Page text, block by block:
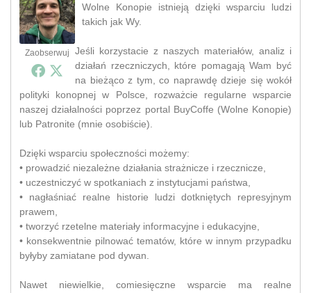
Zaobserwuj
Wolne Konopie istnieją dzięki wsparciu ludzi
takich jak Wy.
Jeśli korzystacie z naszych materiałów, analiz i
działań rzeczniczych, które pomagają Wam być
na bieżąco z tym, co naprawdę dzieje się wokół
polityki konopnej w Polsce, rozważcie regularne wsparcie
naszej działalności poprzez portal BuyCoffe (Wolne Konopie)
lub Patronite (mnie osobiście).
Dzięki wsparciu społeczności możemy:
• prowadzić niezależne działania strażnicze i rzecznicze,
• uczestniczyć w spotkaniach z instytucjami państwa,
• nagłaśniać realne historie ludzi dotkniętych represyjnym
prawem,
• tworzyć rzetelne materiały informacyjne i edukacyjne,
• konsekwentnie pilnować tematów, które w innym przypadku
byłyby zamiatane pod dywan.
Nawet niewielkie, comiesięczne wsparcie ma realne